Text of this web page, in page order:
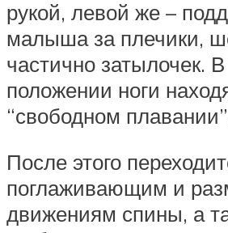
рукой, левой же –
малыша за плечики,
частично затылочек.
положении ноги
“свободном
После этого
поглаживающим и
движениям спины, а